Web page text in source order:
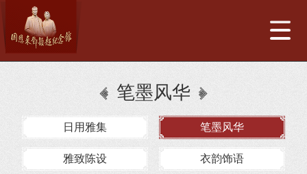
笔墨风华
日用雅集 笔墨风华
雅致陈设 衣韵饰语